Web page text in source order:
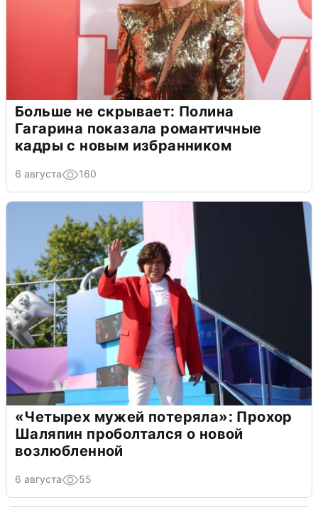
Больше не скрывает: Полина
Гагарина показала романтичные
кадры с новым избранником
6 августа 160
«Четырех мужей потеряла»: Прохор
Шаляпин проболтался о новой
возлюбленной
6 августа 55